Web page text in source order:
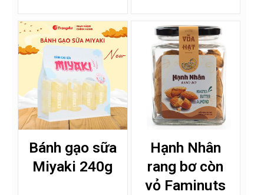
Bánh gạo sữa
Miyaki 240g
Hạnh Nhân
rang bơ còn
vỏ Faminuts